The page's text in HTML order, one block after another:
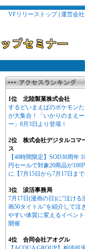
VFリリーストップ| 運営会社
1位 北陸製菓株式会社
するどいまえばのポケモン
が大集合！「いかりのまえ
ー」8月3日より登場！
2位 株式会社デジタルコマ
ス
【48時間限定】SOD30周年
円セールで対象20商品が100
に【7月15日から7月17日まで
3位 涙活事務局
7月17日(漫画の日)に“泣ける
画50タイトル”を紹介して泣
やすい体質に変えるイベン
開催
4位 合同会社アオグル